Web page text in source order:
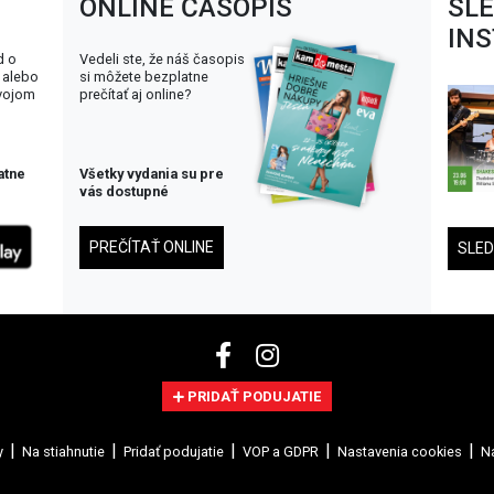
o
ONLINE ČASOPIS
Vedeli ste, že náš časopis
si môžete bezplatne
prečítať aj online?
Všetky vydania su pre
vás dostupné
PREČÍTAŤ ONLINE
PRIDAŤ PODUJATIE
Na stiahnutie Pridať podujatie VOP a GDPR Nastavenia cookies